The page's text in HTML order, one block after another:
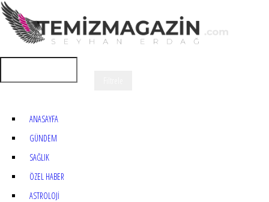
ANASAYFA
GÜNDEM
SAĞLIK
ÖZEL HABER
ASTROLOJİ